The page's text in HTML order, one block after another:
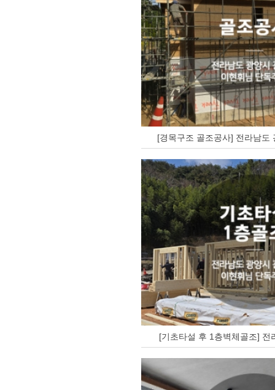
[경목구조 골조공사] 전라남도
[기초타설 후 1층벽체골조] 전